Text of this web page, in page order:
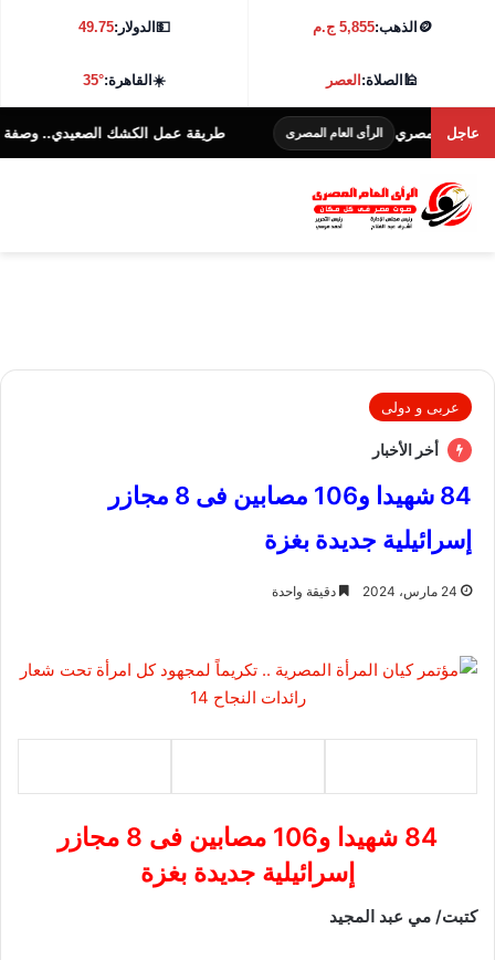
🪙 الذهب:5,855 ج.م 💵الدولار:49.75
🕌الصلاة:العصر ☀️القاهرة:35°
عاجل الرأى العام المصرى طريقة عمل الكشك الصعيدي.. وصفة مصرية
عربى و دولى
أخر الأخبار
84 شهيدا و106 مصابين فى 8 مجازر
إسرائيلية جديدة بغزة
24 مارس، 2024 دقيقة واحدة
84 شهيدا و106 مصابين فى 8 مجازر
إسرائيلية جديدة بغزة
كتبت/ مي عبد المجيد